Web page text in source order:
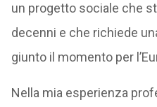
un progetto sociale che
decenni e che richiede
giunto il momento per
Nella mia esperienza